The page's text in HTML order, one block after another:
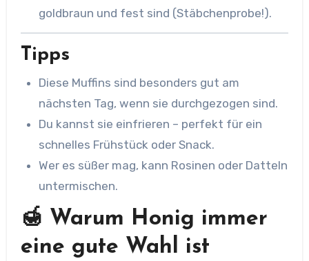
goldbraun und fest sind (Stäbchenprobe!).
Tipps
Diese Muffins sind besonders gut am
nächsten Tag, wenn sie durchgezogen sind.
Du kannst sie einfrieren – perfekt für ein
schnelles Frühstück oder Snack.
Wer es süßer mag, kann Rosinen oder Datteln
untermischen.
🍯 Warum Honig immer
eine gute Wahl ist